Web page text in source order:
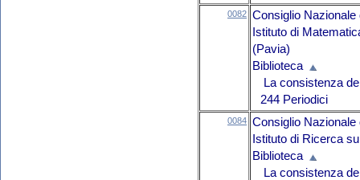
0082 Consiglio Nazionale
Istituto di
(Pavia)
Biblioteca
La consistenza
244 Periodici
0084 Consiglio Nazionale
Istituto di Ricerca
Biblioteca
La consistenza